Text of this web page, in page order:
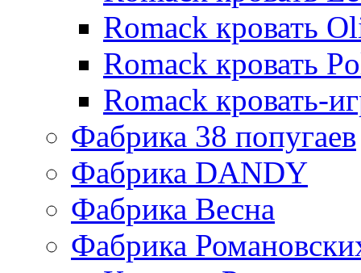
Romack кровать
Romack кровать
Romack кровать-
Фабрика 38 попугаев
Фабрика DАNDY
Фабрика Весна
Фабрика